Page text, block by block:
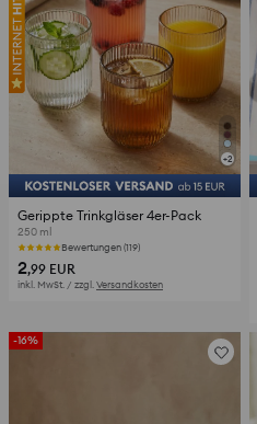
+2
Gerippte Trinkgläser 4er-Pack
250 ml
Bewertungen (119)
2,99 EUR
inkl. MwSt. / zzgl. Versandkosten
-16%